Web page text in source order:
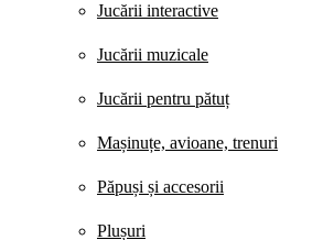
Jucării interactive
Jucării muzicale
Jucării pentru pătuț
Mașinuțe, avioane, trenuri
Păpuși și accesorii
Plușuri